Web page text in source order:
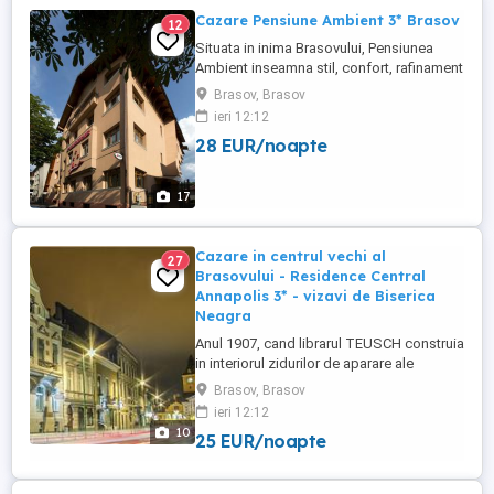
17
12 Cazare Pensiune Ambient 3* Brasov
Situata in inima Brasovului, Pensiunea
Ambient inseamna stil, confort, rafinament
si eleganta pentru orice anotimp!
Excelenta in rafinamentul amenajarilor
interioare, dar si al dotarilor, atmosfera
calda si serviciile de cea mai inalta calitate
Brasov, Brasov
ieri 12:12
28 EUR/noapte
10
27
Cazare in centrul vechi al
Brasovului - Residence Central
Annapolis 3* - vizavi de Biserica
Neagra
Anul 1907, cand librarul TEUSCH construia
in interiorul zidurilor de aparare ale
Brasovului (Kronstadt, Brasso) pe strada
Targul Cailor (actualul Gheorghe Baritiu)
intr-un autentic stil Art Nouveau
(Jugendstil) vila care astazi se numeste
ajutat de fiicele ...
Brasov, Brasov
ieri 12:12
25 EUR/noapte